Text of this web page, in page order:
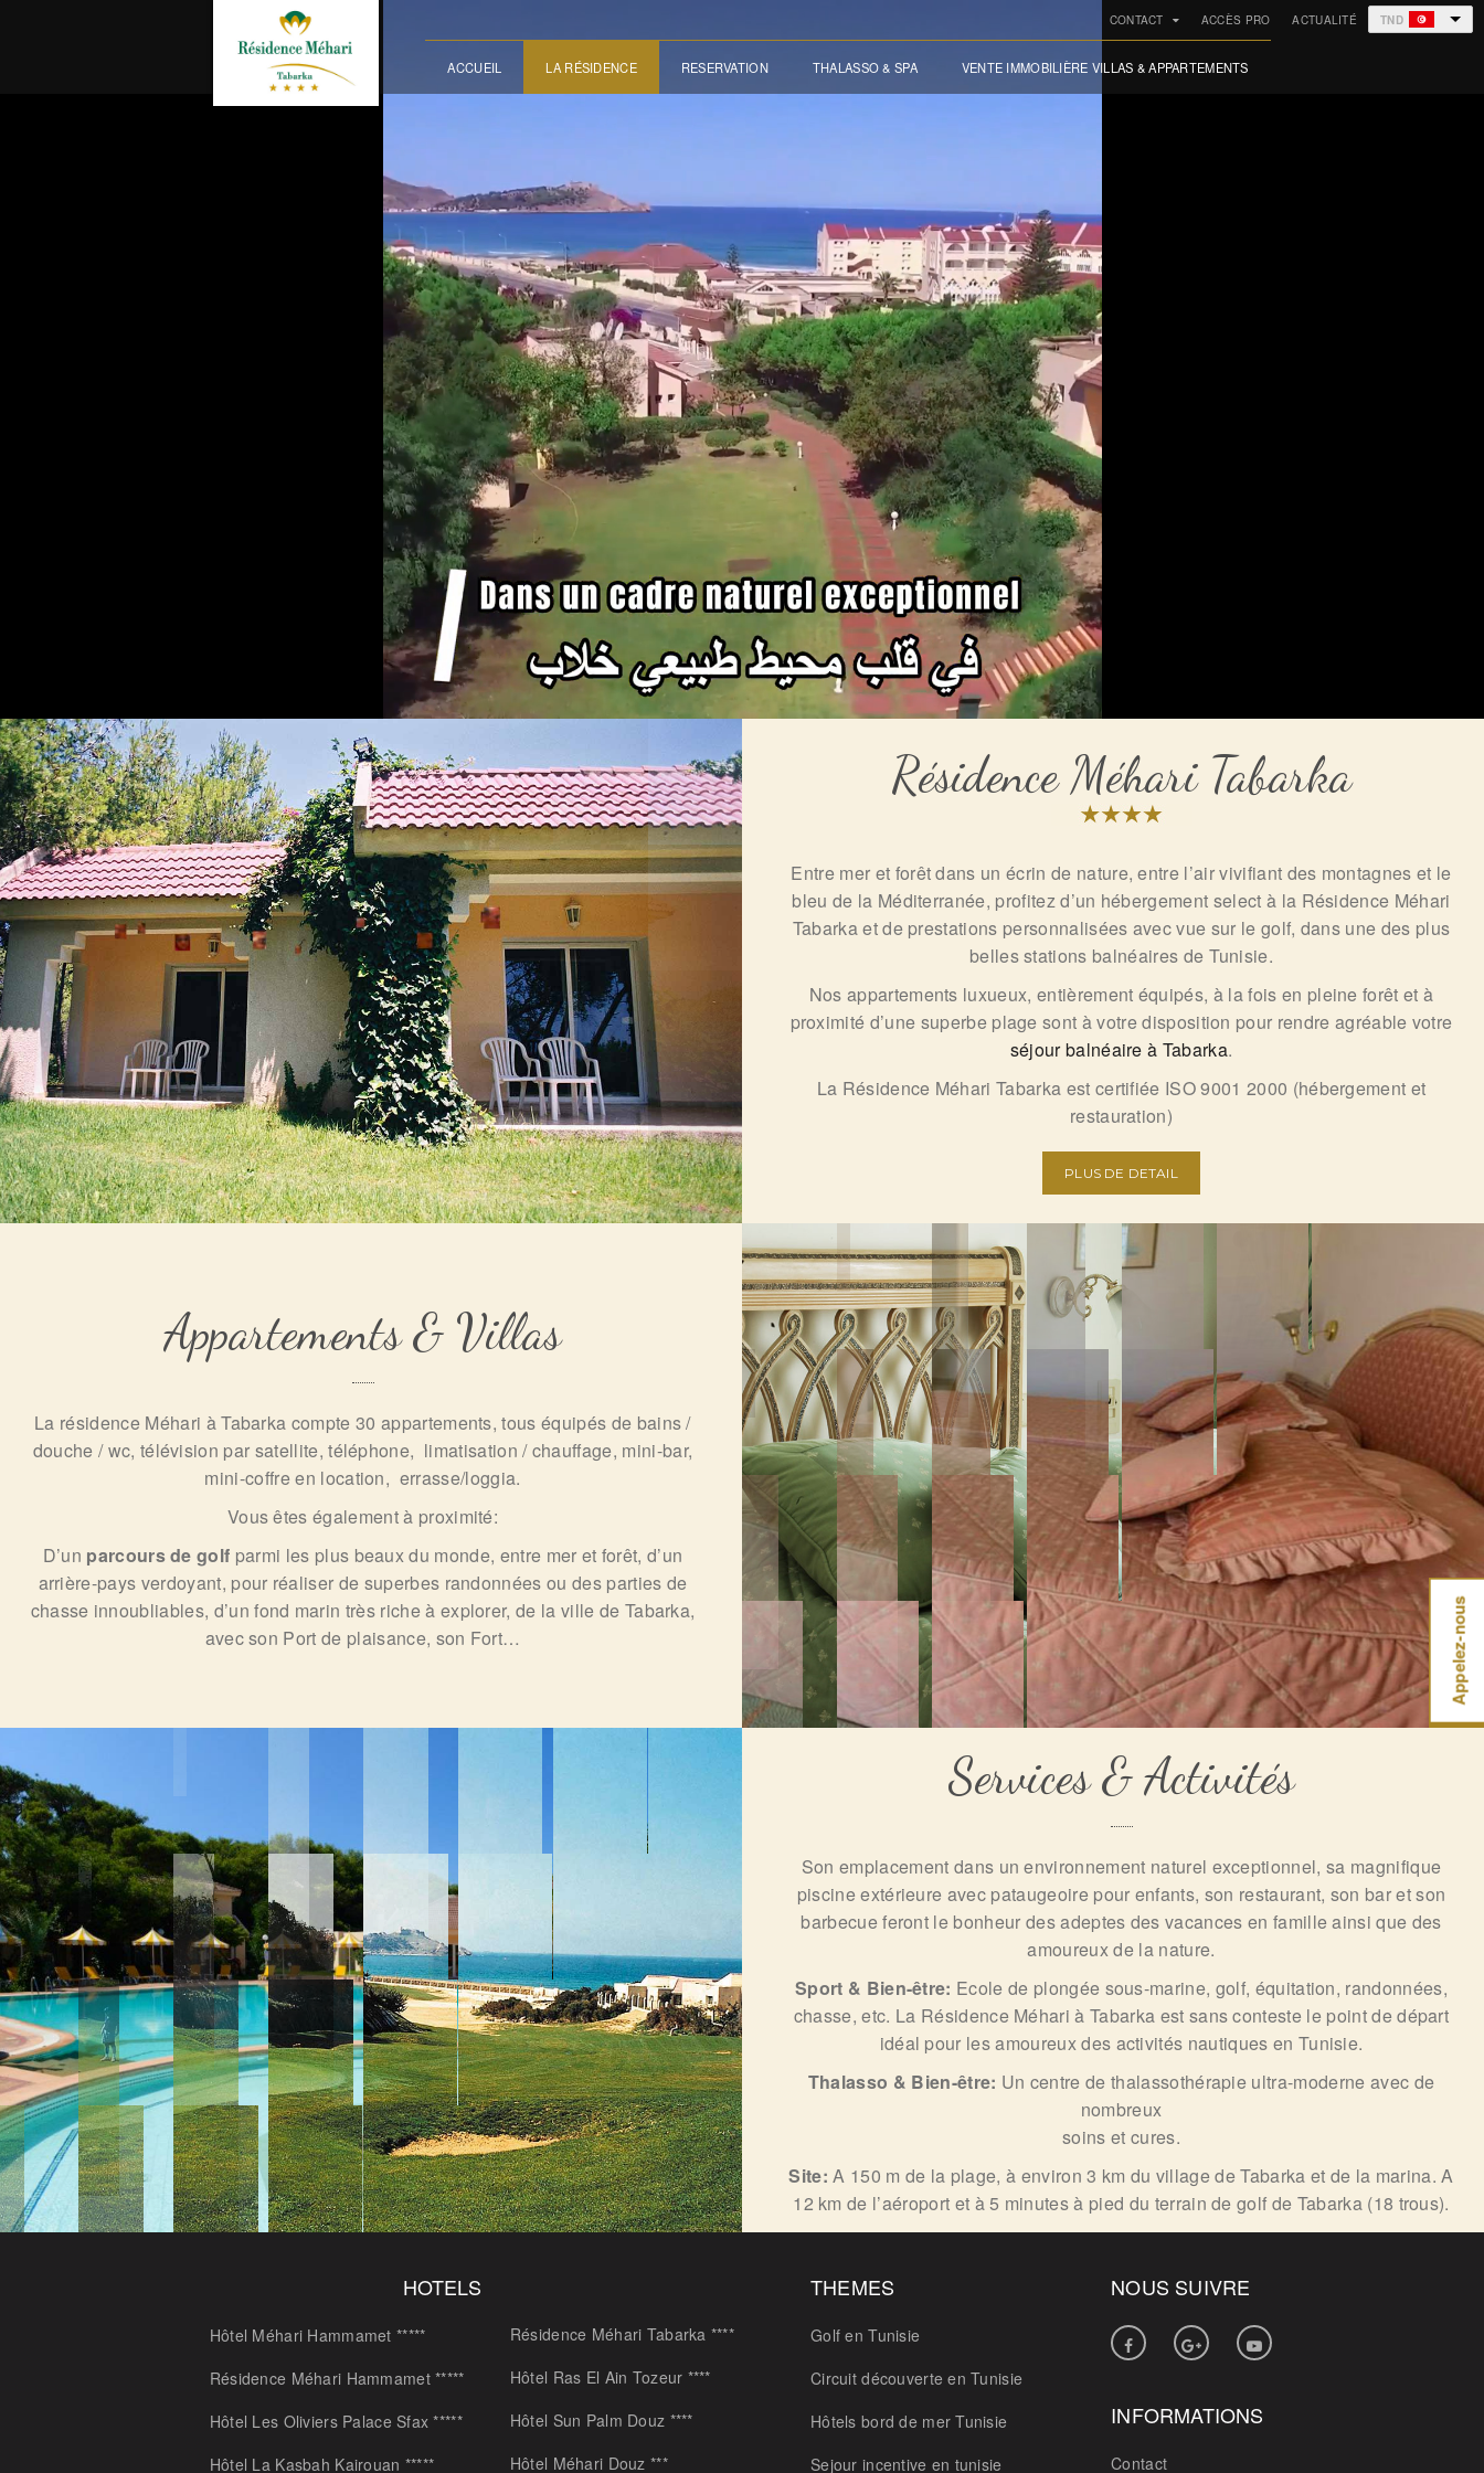
CONTACT ACCÈS PRO ACTUALITÉ TND
ACCUEIL LA RÉSIDENCE RESERVATION THALASSO & SPA VENTE IMMOBILIÈRE VILLAS & APPARTEMENTS
Appelez-nous
Résidence Méhari Tabarka
Entre mer et forêt dans un écrin de nature, entre l’air vivifiant des montagnes et le
bleu de la Méditerranée, profitez d’un hébergement select à la Résidence Méhari
Tabarka et de prestations personnalisées avec vue sur le golf, dans une des plus
belles stations balnéaires de Tunisie.
Nos appartements luxueux, entièrement équipés, à la fois en pleine forêt et à
proximité d’une superbe plage sont à votre disposition pour rendre agréable votre
séjour balnéaire à Tabarka.
La Résidence Méhari Tabarka est certifiée ISO 9001 2000 (hébergement et
restauration)
PLUS DE DETAIL
Appartements & Villas
La résidence Méhari à Tabarka compte 30 appartements, tous équipés de bains /
douche / wc, télévision par satellite, téléphone, limatisation / chauffage, mini-bar,
mini-coffre en location, errasse/loggia.
Vous êtes également à proximité:
D’un parcours de golf parmi les plus beaux du monde, entre mer et forêt, d’un
arrière-pays verdoyant, pour réaliser de superbes randonnées ou des parties de
chasse innoubliables, d’un fond marin très riche à explorer, de la ville de Tabarka,
avec son Port de plaisance, son Fort…
Services & Activités
Son emplacement dans un environnement naturel exceptionnel, sa magnifique
piscine extérieure avec pataugeoire pour enfants, son restaurant, son bar et son
barbecue feront le bonheur des adeptes des vacances en famille ainsi que des
amoureux de la nature.
Sport & Bien-être: Ecole de plongée sous-marine, golf, équitation, randonnées,
chasse, etc. La Résidence Méhari à Tabarka est sans conteste le point de départ
idéal pour les amoureux des activités nautiques en Tunisie.
Thalasso & Bien-être: Un centre de thalassothérapie ultra-moderne avec de
nombreux
soins et cures.
Site:A 150 m de la plage, à environ 3 km du village de Tabarka et de la marina. A
12 km de l’aéroport et à 5 minutes à pied du terrain de golf de Tabarka (18 trous).
HOTELS
Hôtel Méhari Hammamet *****
Résidence Méhari Hammamet *****
Hôtel Les Oliviers Palace Sfax *****
Hôtel La Kasbah Kairouan *****
Résidence Méhari Tabarka ****
Hôtel Ras El Ain Tozeur ****
Hôtel Sun Palm Douz ****
Hôtel Méhari Douz ***
THEMES
Golf en Tunisie
Circuit découverte en Tunisie
Hôtels bord de mer Tunisie
Sejour incentive en tunisie
NOUS SUIVRE
INFORMATIONS
Contact